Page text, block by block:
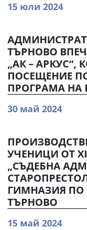
15 юли 2024
ТЪРНОВО
„АК – АРКУС“,
ПОСЕЩЕНИЕ
ПРОГРАМА НА
30 май 2024
УЧЕНИЦИ ОТ
„СЪДЕБНА
ГИМНАЗИЯ ПО
ТЪРНОВО
15 май 2024